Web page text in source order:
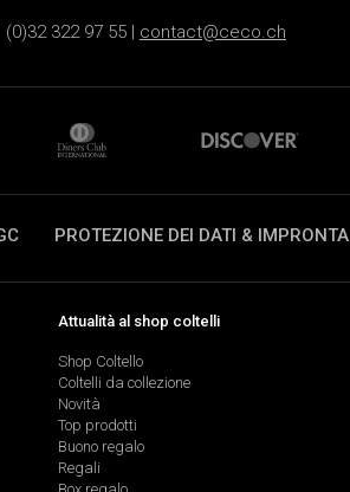
322 97 55 | contact@ceco.ch
PROTEZIONE DEI DATI & IMPRONTA
Attualità al shop coltelli
Shop Coltello
Coltelli da collezione
Novità
Top prodotti
Buono regalo
Regali